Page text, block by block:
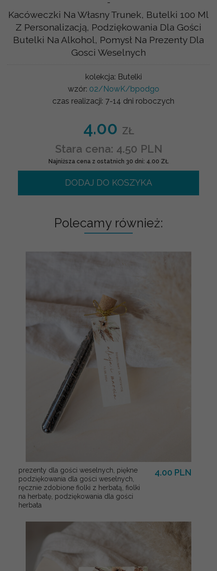
-
Kacóweczki Na Własny Trunek, Butelki 100 Ml
Z Personalizacją, Podziękowania Dla Gości
Butelki Na Alkohol, Pomysł Na Prezenty Dla
Gosci Weselnych
kolekcja: Butelki
wzór: 02/NowK/bpodgo
czas realizacji: 7-14 dni roboczych
4.00 ZŁ
Stara cena: 4.50 PLN
Najniższa cena z ostatnich 30 dni: 4.00 ZŁ
DODAJ DO KOSZYKA
Polecamy również:
prezenty dla gości weselnych, piękne
podziękowania dla gości weselnych,
ręcznie zdobione fiolki z herbatą, fiolki
na herbatę, podziękowania dla gości
herbata
4.00 PLN